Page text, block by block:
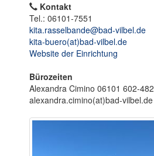
Kontakt
Tel.: 06101-7551
kita.rasselbande@bad-vilbel.de
kita-buero(at)bad-vilbel.de
Website der Einrichtung
Bürozeiten
Alexandra Cimino 06101 602-482
alexandra.cimino(at)bad-vilbel.de